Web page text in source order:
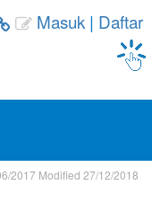
 Masuk| Daftar
2017 Modified 27/12/2018